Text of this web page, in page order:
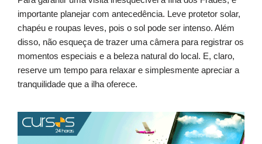
importante planejar com antecedência. Leve protetor solar,
chapéu e roupas leves, pois o sol pode ser intenso. Além
disso, não esqueça de trazer uma câmera para registrar os
momentos especiais e a beleza natural do local. E, claro,
reserve um tempo para relaxar e simplesmente apreciar a
tranquilidade que a ilha oferece.